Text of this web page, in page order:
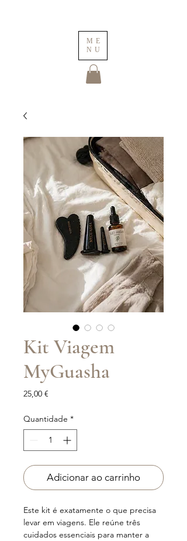
ME
NU
Kit Viagem
MyGuasha
25,00 €
Quantidade *
Adicionar ao carrinho
Este kit é exatamente o que precisa
levar em viagens. Ele reúne três
cuidados essenciais para manter a